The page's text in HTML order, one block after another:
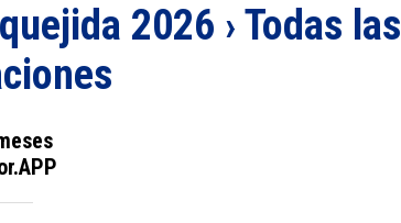
2026 › Todas las